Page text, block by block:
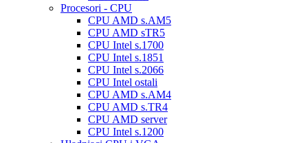
Procesori - CPU
CPU AMD s.AM5
CPU AMD sTR5
CPU Intel s.1700
CPU Intel s.1851
CPU Intel s.2066
CPU Intel ostali
CPU AMD s.AM4
CPU AMD s.TR4
CPU AMD server
CPU Intel s.1200